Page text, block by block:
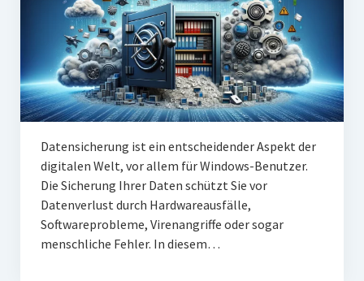
Datensicherung ist ein entscheidender Aspekt der
digitalen Welt, vor allem für Windows-Benutzer.
Die Sicherung Ihrer Daten schützt Sie vor
Datenverlust durch Hardwareausfälle,
Softwareprobleme, Virenangriffe oder sogar
menschliche Fehler. In diesem…